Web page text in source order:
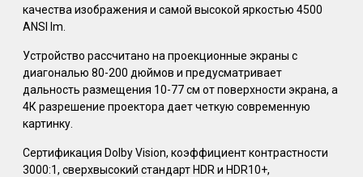
качества изображения и самой высокой яркостью 4500
ANSI lm.
Устройство рассчитано на проекционные экраны с
диагональю 80-200 дюймов и предусматривает
дальность размещения 10-77 см от поверхности экрана, а
4К разрешение проектора дает четкую современную
картинку.
Сертификация Dolby Vision, коэффициент контрастности
3000:1, сверхвысокий стандарт HDR и HDR10+,